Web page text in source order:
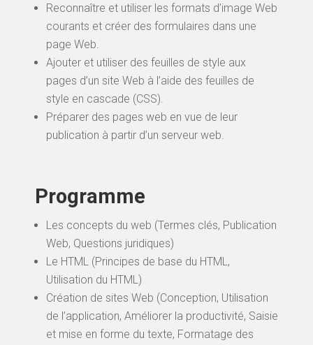
Reconnaître et utiliser les formats d’image Web
courants et créer des formulaires dans une
page Web.
Ajouter et utiliser des feuilles de style aux
pages d’un site Web à l’aide des feuilles de
style en cascade (CSS).
Préparer des pages web en vue de leur
publication à partir d’un serveur web.
Programme
Les concepts du web (Termes clés, Publication
Web, Questions juridiques)
Le HTML (Principes de base du HTML,
Utilisation du HTML)
Création de sites Web (Conception, Utilisation
de l’application, Améliorer la productivité, Saisie
et mise en forme du texte, Formatage des